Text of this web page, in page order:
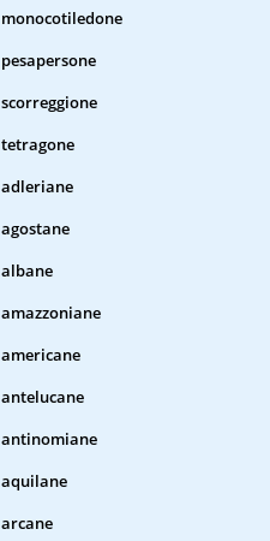
monocotiledone
pesapersone
scorreggione
tetragone
adleriane
agostane
albane
amazzoniane
americane
antelucane
antinomiane
aquilane
arcane